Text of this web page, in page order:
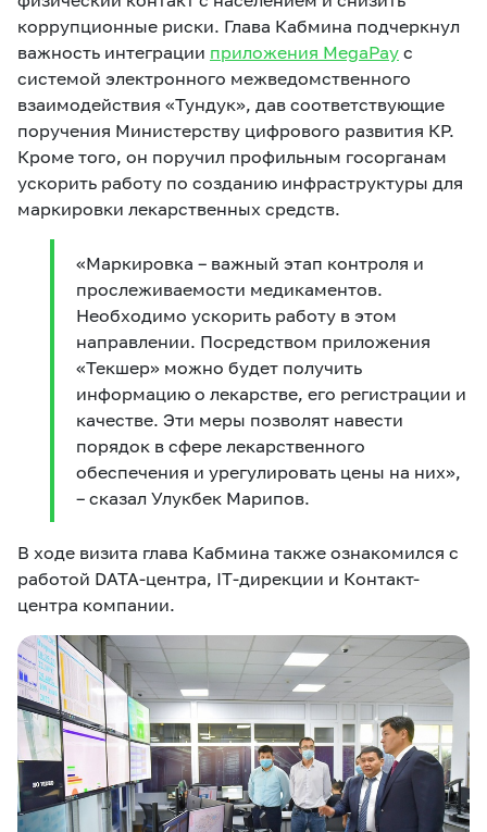
коррупционные риски. Глава Кабмина подчеркнул
важность интеграции приложения MegaPay с
системой электронного межведомственного
взаимодействия «Тундук», дав соответствующие
поручения Министерству цифрового развития КР.
Кроме того, он поручил профильным госорганам
ускорить работу по созданию инфраструктуры для
маркировки лекарственных средств.
«Маркировка – важный этап контроля и
прослеживаемости медикаментов.
Необходимо ускорить работу в этом
направлении. Посредством приложения
«Текшер» можно будет получить
информацию о лекарстве, его регистрации и
качестве. Эти меры позволят навести
порядок в сфере лекарственного
обеспечения и урегулировать цены на них»,
– сказал Улукбек Марипов.
В ходе визита глава Кабмина также ознакомился с
работой DATA-центра, IT-дирекции и Контакт-
центра компании.